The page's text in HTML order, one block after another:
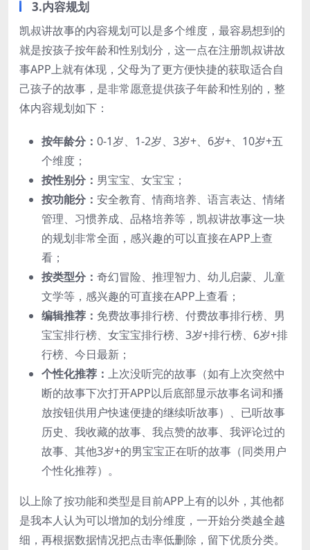
3.内容规划
凯叔讲故事的内容规划可以是多个维度，最容易想到的
就是按孩子按年龄和性别划分，这一点在注册凯叔讲故
事APP上就有体现，父母为了更方便快捷的获取适合自
己孩子的故事，是非常愿意提供孩子年龄和性别的，整
体内容规划如下：
按年龄分： 0-1岁、1-2岁、3岁+、6岁+、10岁+五
个维度；
按性别分： 男宝宝、女宝宝；
按功能分： 安全教育、情商培养、语言表达、情绪
管理、习惯养成、品格培养等，凯叔讲故事这一块
的规划非常全面，感兴趣的可以直接在APP上查
看；
按类型分： 奇幻冒险、推理智力、幼儿启蒙、儿童
文学等，感兴趣的可直接在APP上查看；
编辑推荐： 免费故事排行榜、付费故事排行榜、男
宝宝排行榜、女宝宝排行榜、3岁+排行榜、6岁+排
行榜、今日最新；
个性化推荐： 上次没听完的故事（如有上次突然中
断的故事下次打开APP以后底部显示故事名词和播
放按钮供用户快速便捷的继续听故事）、已听故事
历史、我收藏的故事、我点赞的故事、我评论过的
故事、其他3岁+的男宝宝正在听的故事（同类用户
个性化推荐）。
以上除了按功能和类型是目前APP上有的以外，其他都
是我本人认为可以增加的划分维度，一开始分类越全越
细，再根据数据情况把点击率低删除，留下优质分类。